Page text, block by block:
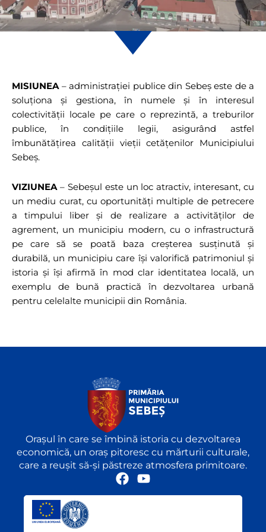
MISIUNEA– administraţiei publice din Sebeș este de a
soluționa și gestiona, în numele şi în interesul
colectivităţii locale pe care o reprezintă, a treburilor
publice, în condiţiile legii, asigurând astfel
îmbunătățirea calității vieții cetățenilor Municipiului
Sebeș.
VIZIUNEA– Sebeșul este un loc atractiv, interesant, cu
un mediu curat, cu oportunități multiple de petrecere
a timpului liber și de realizare a activităților de
agrement, un municipiu modern, cu o infrastructură
pe care să se poată baza creșterea susținută și
durabilă, un municipiu care își valorifică patrimoniul și
istoria și își afirmă în mod clar identitatea locală, un
exemplu de bună practică în dezvoltarea urbană
pentru celelalte municipii din România.
Orașul în care se îmbină istoria cu dezvoltarea
economică, un oraș pitoresc cu mărturii culturale,
care a reușit să-și păstreze atmosfera primitoare.
F
a
Y
o